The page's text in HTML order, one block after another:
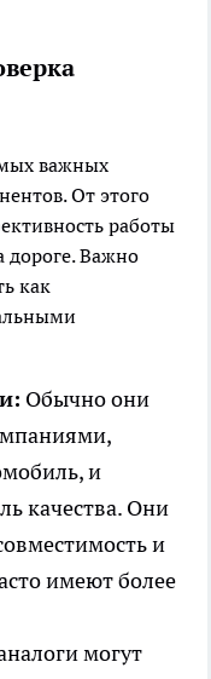
важных
От этого
работы
дороге. Важно
как
Обычно они
и
качества. Они
и
имеют более
могут